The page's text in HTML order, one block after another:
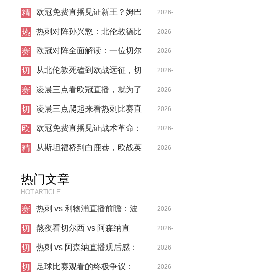
目
直
到孙兴慜，切尔西与热刺的战
术裂变
04-29
精
集
欧冠免费直播见证新王？姆巴
佩与亨利，跨越二十年的枪手
传承与法式革命
2026-
04-14
热
对
热刺对阵孙兴慜：北伦敦德比
暗藏欧战分水岭
2026-
05-22
赛
前
欧冠对阵全面解读：一位切尔
西与热刺球迷的欧战记忆拼图
2026-
04-29
切
西
阵
从北伦敦死磕到欧战远征，切
尔西赛程最新动态里的蓝军悲
欢录
2026-
04-28
赛
前
凌晨三点看欧冠直播，就为了
看哈兰德怎么把防线撕碎
2026-
04-21
切
西
点
凌晨三点爬起来看热刺比赛直
播，结果被这防守气笑了
2026-
04-18
欧
直
欧冠免费直播见证战术革命：
从链式防守到高位逼抢的进化
2026-
04-18
精
锦
从斯坦福桥到白鹿巷，欧战英 2026-
热门文章
HOT ARTICLE
赛
前
热刺 vs 利物浦直播前瞻：波
叔的“七伤拳”，能破克洛普
的“重金属”吗？
2026-
04-14
切
西
敦
熬夜看切尔西 vs 阿森纳直
播，这比赛要素也太多了！
2026-
04-20
切
西
热刺 vs 阿森纳直播观后感：
北伦敦的雨夜，心跳比雨点更
2026-
04-21
切
足球比赛观看的终极争议： 2026-